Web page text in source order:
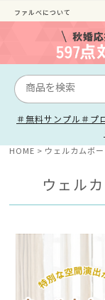
ファルべについて
＃無料サンプル ＃プ
HOME ウェルカムボ
ウェル